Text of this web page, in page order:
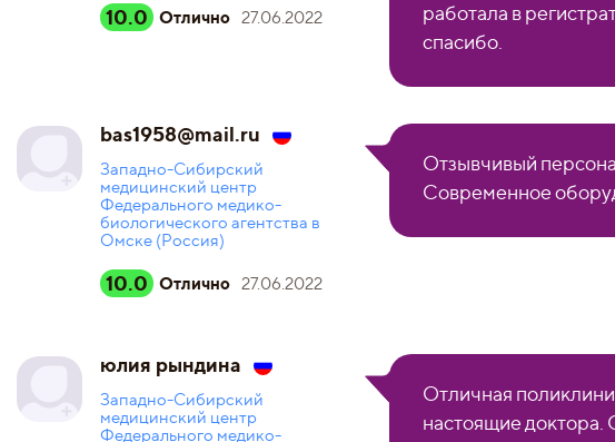
10.0 Отлично 27.06.2022
работала в
спасибо.
bas1958@mail.ru
Западно-Сибирский
медицинский центр
Федерального медико-
биологического агентства в
Омске (Россия)
10.0 Отлично 27.06.2022
Отзывчивый
Современное
юлия рындина
Западно-Сибирский
медицинский центр
Федерального медико-
Отличная
настоящие доктора.